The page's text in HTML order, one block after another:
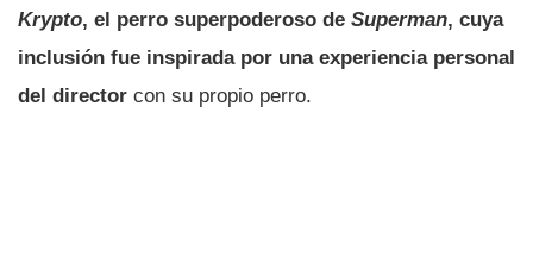
Krypto, el perro superpoderoso de Superman, cuya
inclusión fue inspirada por una experiencia personal
del director con su propio perro.